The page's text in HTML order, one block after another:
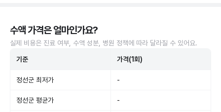
수액 가격은 얼마인가요?
실제 비용은 진료 여부, 수액 성분, 병원 정책에 따라 달라질 수 있어요.
기준 가격(1회)
정선군 최저가 -
정선군 평균가 -